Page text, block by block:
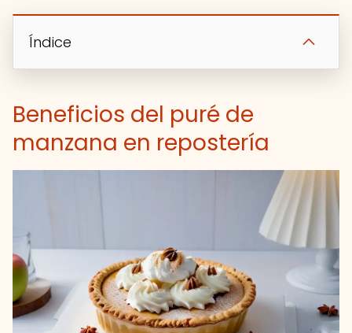
Índice
Beneficios del puré de
manzana en repostería